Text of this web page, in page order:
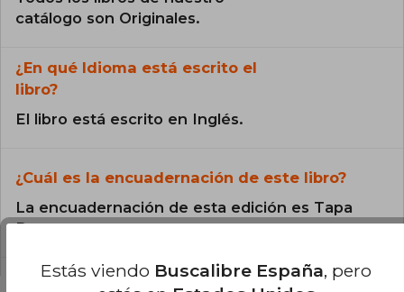
catálogo son Originales.
¿En qué Idioma está escrito el
libro?
El libro está escrito en Inglés.
¿Cuál es la encuadernación de este libro?
La encuadernación de esta edición es Tapa
Dura.
Estás viendo Buscalibre España, pero